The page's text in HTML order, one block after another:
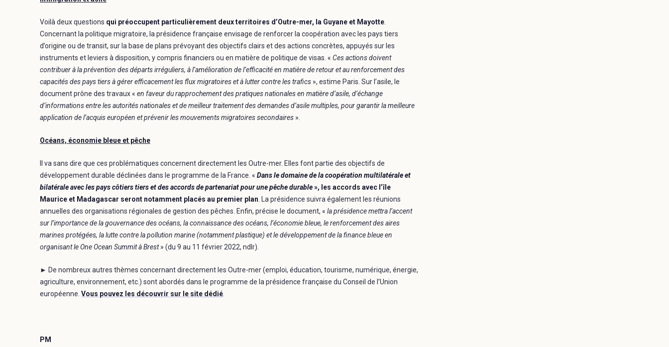
Voilà deux questions qui préoccupent particulièrement deux territoires d’Outre-mer, la Guyane et Mayotte
Concernant la politique migratoire, la présidence française envisage de renforcer la coopération avec les pays tiers
d’origine ou de transit, sur la base de plans prévoyant des objectifs clairs et des actions concrètes, appuyés sur les
instruments et leviers à disposition, y compris financiers ou en matière de politique de visas. « Ces actions doivent
contribuer à la prévention des départs irréguliers, à l’amélioration de l’efficacité en matière de retour et au renforcement des
capacités des pays tiers à gérer efficacement les flux migratoires et à lutter contre les trafics », estime Paris. Sur l’asile, le
document prône des travaux « en faveur du rapprochement des pratiques nationales en matière d’asile, d’échange
d’informations entre les autorités nationales et de meilleur traitement des demandes d’asile multiples, pour garantir la meilleure
application de l’acquis européen et prévenir les mouvements migratoires secondaires ».
Océans, économie bleue et pêche
Il va sans dire que ces problématiques concernent directement les Outre-mer. Elles font partie des objectifs de
développement durable déclinées dans le programme de la France. « Dans le domaine de la coopération multilatérale et
bilatérale avec les pays côtiers tiers et des accords de partenariat pour une pêche durable», les accords avec l’île
Maurice et Madagascar seront notamment placés au premier plan . La présidence suivra également les réunions
annuelles des organisations régionales de gestion des pêches. Enfin, précise le document, « la présidence mettra l’accent
sur l’importance de la gouvernance des océans, la connaissance des océans, l’économie bleue, le renforcement des aires
marines protégées, la lutte contre la pollution marine (notamment plastique) et le développement de la finance bleue en
organisant le One Ocean Summit à Brest» (du 9 au 11 février 2022, ndlr).
► De nombreux autres thèmes concernant directement les Outre-mer (emploi, éducation, tourisme, numérique, énergie,
agriculture, environnement, etc.) sont abordés dans le programme de la présidence française du Conseil de l’Union
européenne. Vous pouvez les découvrir sur le site dédié
PM